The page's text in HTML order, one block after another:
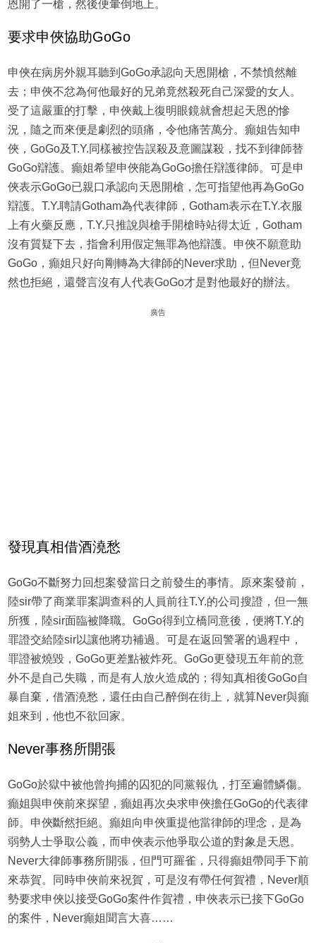
恩開了一槍，然後便暈倒地上。
要求申俠協助GoGo
申俠在病房外親耳聽到GoGo承認向天恩開槍，不禁憤然離
去；申俠不忿為何他最好的兄弟竟然殺死自己深愛的女人。
受了這嚴重的打擊，申俠戴上復明眼鏡就會想起天恩的慘
況，隨之而來便是劇烈的頭痛，令他痛苦萬分。癲姐告知申
俠，GoGo及T.Y.同樣被控告誤殺及意圖謀殺，找不到律師替
GoGo辯護。癲姐希望申俠能為GoGo擔任辯護律師。可是申
俠表示GoGo已親口承認向天恩開槍，怎可指望他再為GoGo
辯護。T.Y.聘請Gotham為代表律師，Gotham表示在T.Y.衣服
上有火藥反應，T.Y.只推說與槍手開槍時站得太近，Gotham
沒有質疑下去，指會利用假定無罪為他辯護。申俠不願意助
GoGo，癲姐只好向剛轉為大律師的Never求助，但Never竟
然也拒絕，還聲言沒有人代表GoGo才是對他最好的辦法。
廣告
發現真相借酒澆愁
GoGo不斷努力回想案發當日之前發生的事情。原來案發前，
陸sir帶了商業罪案調查科的人員前往T.Y.的公司搜證，但一無
所獲，陸sir面臨被降職。GoGo得到立橋同意後，便將T.Y.的
罪證交給陸sir以讓他將功補過。可是在返回警署的過程中，
罪證被燒毀，GoGo更差點被炸死。GoGo更發現五年前的意
外不是自己失職，而是有人放火造成的；得知真相後GoGo自
暴自棄，借酒澆愁，還任由自己醉倒在街上，就算Never與癲
姐來到，他也不欲回家。
Never事務所開張
GoGo於獄中被他曾拘捕的囚犯的同黨報仇，打至遍體鱗傷。
癲姐與申俠前來探望，癲姐再次央求申俠擔任GoGo的代表律
師。申俠斷然拒絕。癲姐向申俠重提他當律師的理念，是為
弱勢人士爭取公義，而申俠表示他爭取公道的對象是天恩。
Never大律師事務所開張，但門可羅雀，只得癲姐帶同手下前
來恭賀。同時申俠前來祝賀，可是沒有帶任何賀禮，Never順
勢要求申俠以接受GoGo案件作賀禮，申俠表示已接下GoGo
的案件，Never癲姐聞言大喜……